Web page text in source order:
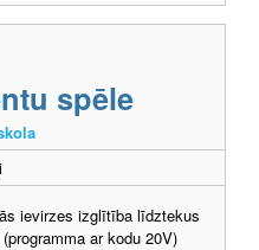
spēle
ievirzes izglītība līdztekus
ar kodu 20V)